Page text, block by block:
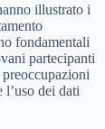
illustrato i
fondamentali
partecipanti
dei dati